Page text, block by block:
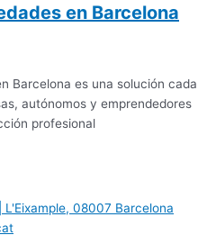
en Barcelona
Barcelona es una solución cada
autónomos y emprendedores
profesional
L'Eixample, 08007 Barcelona